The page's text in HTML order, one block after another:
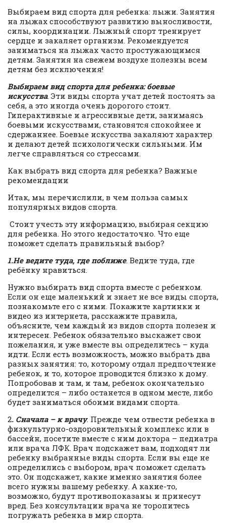
Выбираем вид спорта для ребенка: лыжи. Занятия
на лыжах способствуют развитию выносливости,
силы, координации. Лыжный спорт тренирует
сердце и закаляет организм. Рекомендуется
заниматься на лыжах часто простужающимся
детям. Занятия на свежем воздухе полезны всем
детям без исключения!
Выбираем вид спорта для ребенка: боевые
искусства. Эти виды спорта учат детей постоять за
себя, а это иногда очень дорогого стоит.
Гиперактивные и агрессивные дети, занимаясь
боевыми искусствами, становятся спокойнее и
сдержаннее. Боевые искусства закаляют характер
и делают детей психологически сильными. Им
легче справляться со стрессами.
Как выбрать вид спорта для ребенка? Важные
рекомендации
Итак, мы перечислили, в чем польза самых
популярных видов спорта.
Стоит учесть эту информацию, выбирая секцию
для ребенка. Но этого недостаточно. Что еще
поможет сделать правильный выбор?
1.Не ведите туда, где поближе. Ведите туда, где
ребёнку нравиться.
Нужно выбирать вид спорта вместе с ребенком.
Если он еще маленький и знает не все виды спорта,
познакомьте его с ними. Покажите картинки и
видео из интернета, расскажите правила,
объясните, чем каждый из видов спорта полезен и
интересен. Ребенок обязательно выскажет свои
пожелания, и уже вместе вы определитесь – куда
идти. Если есть возможность, можно выбрать два
разных занятия: то, которому отдал предпочтение
ребенок, и то, которое проводится близко к дому.
Попробовав и там, и там, ребенок окончательно
определится – либо останется в одном месте, либо
будет заниматься обоими видами спорта.
2. Сначала – к врачу. Прежде чем отвести ребенка в
физкультурно-оздоровительный комплекс или в
бассейн, посетите вместе с ним доктора – педиатра
или врача ЛФК. Врач подскажет вам, подходят ли
ребенку выбранные виды спорта. Если вы еще не
определились с выбором, врач поможет сделать
это. Он подскажет, какие именно занятия более
всего нужны вашему ребенку. А какие-то,
возможно, будут противопоказаны и принесут
вред. Без консультации врача не торопитесь
погружать ребенка в мир спорта.